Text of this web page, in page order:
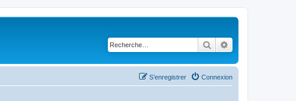
Rechercher
Connexion
S’enregistrer